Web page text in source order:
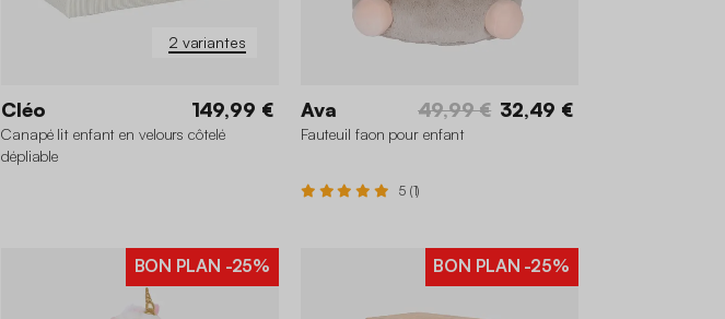
2 variantes
Cléo 149,99 €
Canapé lit enfant en velours côtelé
dépliable
Ava 49,99 € 32,49 €
Fauteuil faon pour enfant
5 (1)
BON PLAN -25% BON PLAN -25%